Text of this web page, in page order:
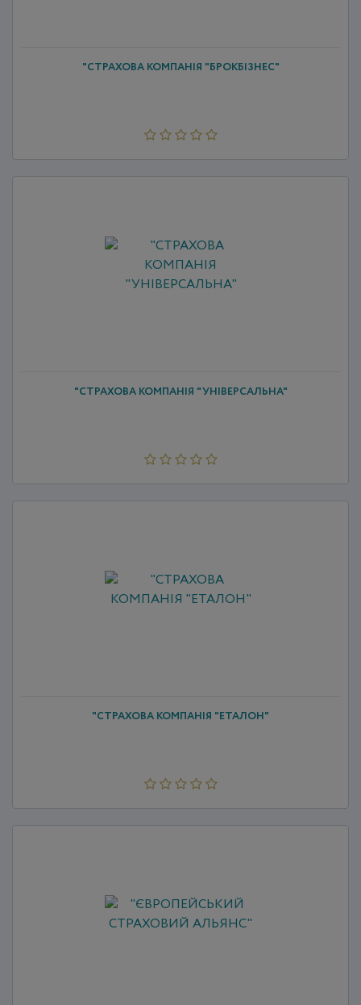
"СТРАХОВА КОМПАНІЯ "БРОКБІЗНЕС"
"СТРАХОВА КОМПАНІЯ "УНІВЕРСАЛЬНА"
"СТРАХОВА КОМПАНІЯ "ЕТАЛОН"